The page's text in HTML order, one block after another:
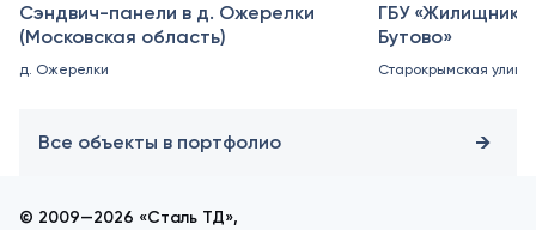
Сэндвич-панели в д. Ожерелки
(Московская область)
д. Ожерелки
ГБУ «Жилищник
Бутово»
Старокрымская улица,
Все объекты в портфолио
© 2009—2026 «Сталь ТД»,